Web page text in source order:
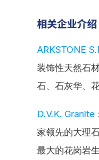
相关企业介绍
ARKSTONE
装饰性天然石
石、石灰华、
D.V.K. Granite
家领先的大理
最大的花岗岩